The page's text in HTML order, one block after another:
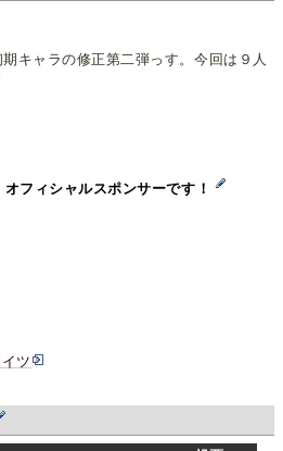
キャラの修正第二弾っす。今回は９人
フィシャルスポンサーです！
ツ